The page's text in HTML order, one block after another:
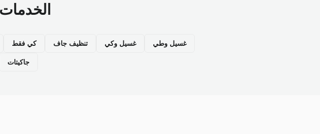
غسيل وطي غسيل وكي تنظيف جاف كي فقط
جاكيتات